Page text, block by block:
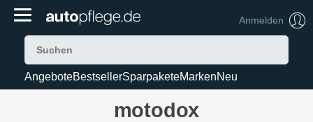
Anmelden
AngeboteBestsellerSparpaketeMarkenNeu
motodox